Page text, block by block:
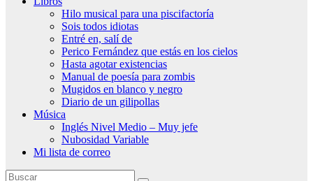
Hilo musical para una piscifactoría
Sois todos idiotas
Entré en, salí de
Perico Fernández que estás en los cielos
Hasta agotar existencias
Manual de poesía para zombis
Mugidos en blanco y negro
Diario de un gilipollas
Música
Inglés Nivel Medio – Muy jefe
Nubosidad Variable
Mi lista de correo